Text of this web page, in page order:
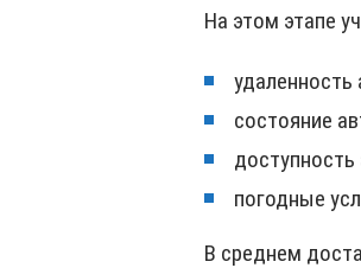
На этом этапе
удаленность
состояние
доступность
погодные
В среднем